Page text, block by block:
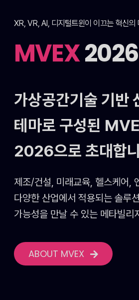
XR, VR, AI, 디지털트윈이 이끄는 혁신의
MVEX2026
가상공간기술 기반
테마로 구성된
2026으로 초대합
제조/건설, 미래교육, 헬스케어,
다양한 산업에서 적용되는 솔루
가능성을만날 수 있는 메타빌리
ABOUT MVEX